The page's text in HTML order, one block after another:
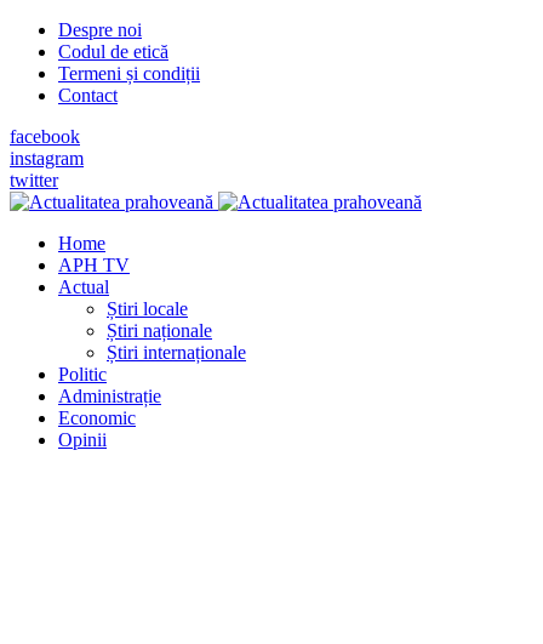
Despre noi
Codul de etică
Termeni și condiții
Contact
facebook
instagram
twitter
Home
APH TV
Actual
Știri locale
Știri naționale
Știri internaționale
Politic
Administrație
Economic
Opinii